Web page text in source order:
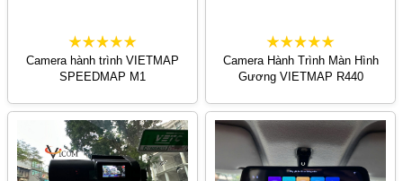
Camera hành trình VIETMAP
SPEEDMAP M1
Camera Hành Trình Màn Hình
Gương VIETMAP R440